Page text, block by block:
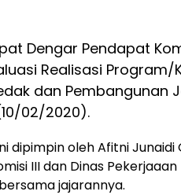
Dengar Pendapat
Realisasi
dan Pembangunan
02/2020).
dipimpin oleh Afitni Junaidi
III dan Dinas
jajarannya.